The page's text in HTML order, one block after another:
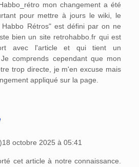
mon changement a été
pour mettre à jours le wiki, le
Rétros" est défini par on ne
bien un site retrohabbo.fr qui est
avec l'article et qui tient un
comprends cependant que mon
trop directe, je m'en excuse mais
appliqué sur la page.
)18 octobre 2025 à 05:41
cet article à notre connaissance.